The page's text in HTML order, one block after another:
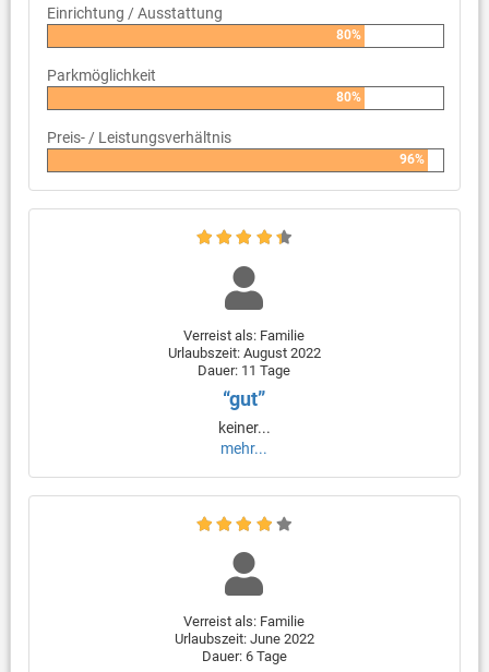
Einrichtung / Ausstattung
80%
Parkmöglichkeit
80%
Preis- / Leistungsverhältnis
96%
Verreist als: Familie
Urlaubszeit: August 2022
Dauer: 11 Tage
“gut”
keiner...
mehr...
Verreist als: Familie
Urlaubszeit: June 2022
Dauer: 6 Tage